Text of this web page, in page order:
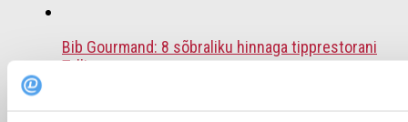
Bib Gourmand: 8 sõbraliku hinnaga tipprestorani
Tallinnas